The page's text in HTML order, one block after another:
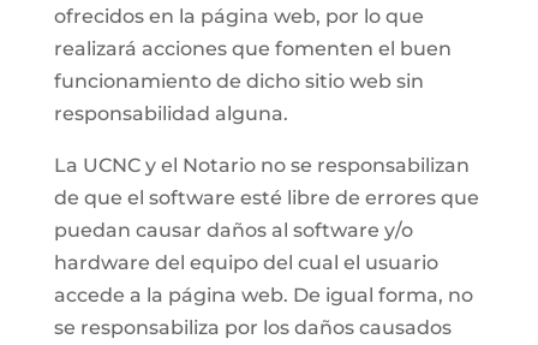
ofrecidos en la página web, por lo que
realizará acciones que fomenten el buen
funcionamiento de dicho sitio web sin
responsabilidad alguna.
La UCNC y el Notario no se responsabilizan
de que el software esté libre de errores que
puedan causar daños al software y/o
hardware del equipo del cual el usuario
accede a la página web. De igual forma, no
se responsabiliza por los daños causados